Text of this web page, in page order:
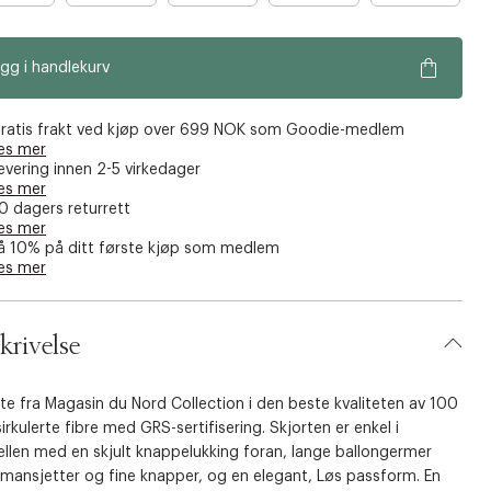
i handlekurv
frakt ved kjøp over 699 NOK som Goodie-medlem
mer
innen 2-5 virkedager
mer
dagers returrett
mer
10% på ditt første kjøp som medlem
mer
fra Magasin du Nord Collection i den beste kvaliteten av 100
fibre med GRS-sertifisering. Skjorten er enkel i
med en skjult knappelukking foran, lange ballongermer
og fine knapper, og en elegant, Løs passform. En